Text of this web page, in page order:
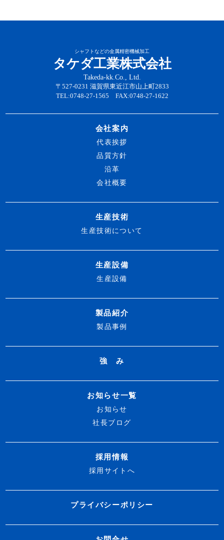
シャフトなどの金属精密機械加工
タケダ工業株式会社
Takeda-kk.Co., Ltd.
〒527-0231 滋賀県東近江市山上町2833
TEL:0748-27-1565 FAX:0748-27-1622
会社案内
代表挨拶
品質方針
沿革
会社概要
生産技術
生産技術について
生産設備
生産設備
製品紹介
製品事例
強 み
お知らせ一覧
お知らせ
社長ブログ
採用情報
採用サイトへ
プライバシーポリシー